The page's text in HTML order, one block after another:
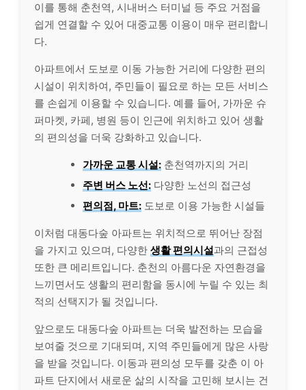
이를 통해 춘천역, 시내버스 터미널 등 주요 거점을
쉽게 연결할 수 있어 대중교통 이용이 매우 편리합니
다.
아파트에서 도보로 이동 가능한 거리에 다양한 편의
시설이 위치하여, 주민들이 필요로 하는 모든 서비스
를 손쉽게 이용할 수 있습니다. 예를 들어, 가까운 슈
퍼마켓, 카페, 병원 등이 인근에 위치하고 있어 생활
의 편의성을 더욱 강화하고 있습니다.
가까운 교통 시설: 춘천역까지의 거리
주변 버스 노선: 다양한 노선의 접근성
편의점, 마트: 도보로 이용 가능한 시설들
이처럼 대동다숲 아파트는 위치적으로 뛰어난 장점
을 가지고 있으며, 다양한 생활 편의시설과의 근접성
또한 큰 메리트입니다. 춘천의 아름다운 자연환경을
느끼면서도 생활의 편리함을 동시에 누릴 수 있는 최
적의 선택지가 될 것입니다.
앞으로도 대동다숲 아파트는 더욱 발전하는 모습을
보여줄 것으로 기대되며, 지역 주민들에게 많은 사랑
을 받을 것입니다. 이동과 편의성 모두를 갖춘 이 아
파트 단지에서 새로운 삶의 시작을 고민해 보시는 건